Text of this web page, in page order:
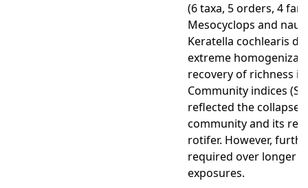
(6 taxa, 5 orders, 4
Mesocyclops and
Keratella cochlearis
extreme
recovery of richness
Community indices
reflected the collapse
community and its
rotifer. However,
required over longer
exposures.